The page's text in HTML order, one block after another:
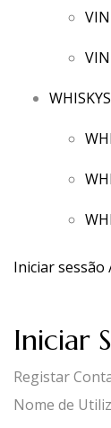
WHISKYS
Iniciar sessão
Iniciar
Registar
Nome de